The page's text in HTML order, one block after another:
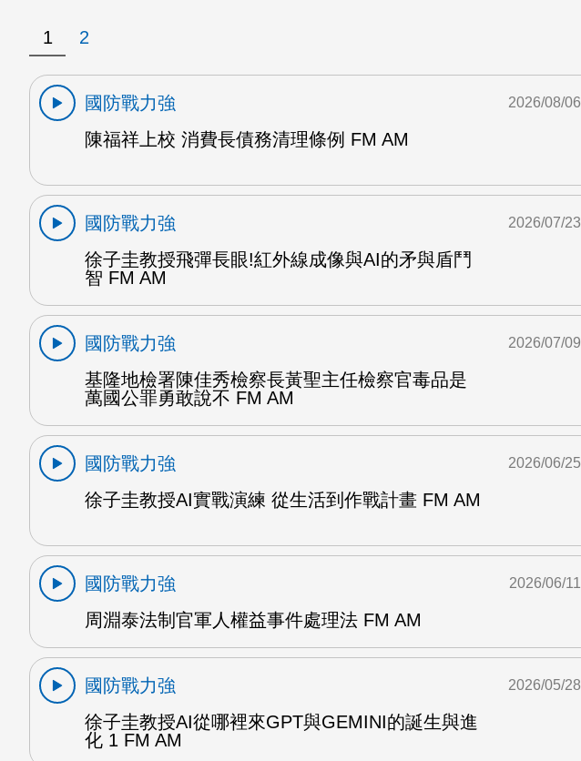
1 2
國防戰力強
陳福祥上校 消費長債務清理條例 FM AM
2026/08/06
國防戰力強
徐子圭教授飛彈長眼!紅外線成像與AI的矛與盾鬥
智 FM AM
2026/07/23
國防戰力強
基隆地檢署陳佳秀檢察長黃聖主任檢察官毒品是
萬國公罪勇敢說不 FM AM
2026/07/09
國防戰力強
徐子圭教授AI實戰演練 從生活到作戰計畫 FM AM
2026/06/25
國防戰力強
周淵泰法制官軍人權益事件處理法 FM AM
2026/06/11
國防戰力強
徐子圭教授AI從哪裡來GPT與GEMINI的誕生與進
化 1 FM AM
2026/05/28